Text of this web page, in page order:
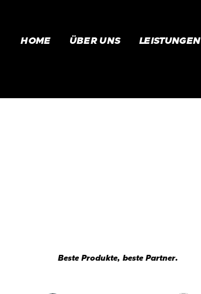
HOME ÜBER UNS LEISTUNGEN
Beste Produkte, beste Partner.